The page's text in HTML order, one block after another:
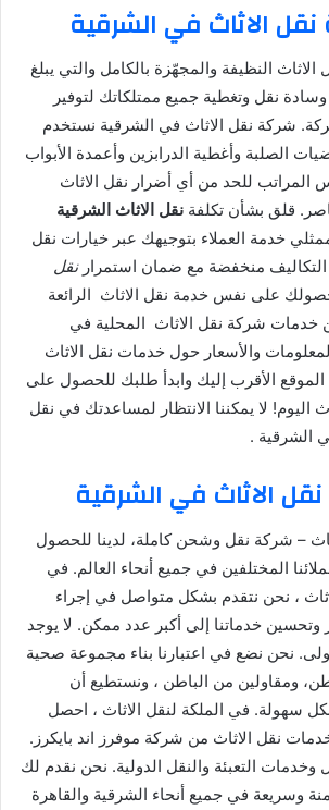
الاثاث في الشرقية
النظيفة والمجهّزة بالكامل والتي يبلغ
نوفر وسادة نقل وتغطية جميع ممتلكاتك لتوفير
شركة نقل الاثاث في الشرقية نستخدم
الصلبة وأغطية الدرابزين وأعمدة الأبواب
المراتب للحد من أي أضرار نقل الاثاث
قلق بشأن تكلفة نقل الاثاث الشرقية
خدمة العملاء بتوجيهك عبر خيارات نقل
التكاليف منخفضة مع ضمان استمرارنقل
على نفس خدمة نقل الاثاث الرائعة
خدمات شركة نقل الاثاث المحلية في
والأسعار حول خدمات نقل الاثاث
الأقرب إليك وابدأ طلبك للحصول على
اليوم! لا يمكننا الانتظار لمساعدتك في نقل
الشرقية .
الاثاث في الشرقية
– شركة نقل وشحن كاملة، لدينا للحصول
المختلفين في جميع أنحاء العالم. في
، نحن نتقدم بشكل متواصل في إجراء
خدماتنا إلى أكبر عدد ممكن. لا يوجد
نحن نضع في اعتبارنا بناء مجموعة صحية
ومقاولين من الباطن ، ونستطيع أن
سهولة. في الملكة لنقل الاثاث ، احصل
نقل الاثاث من شركة موفرز اند بايكرز.
التعبئة والنقل الدولية. نحن نقدم لك
وسريعة في جميع أنحاء الشرقية والقاهرة